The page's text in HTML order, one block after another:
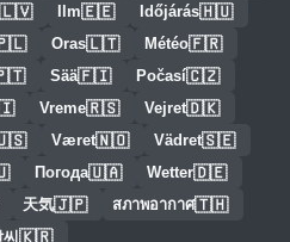
🇭🇺
Időjárás
🇪🇪
Ilm
🇱🇻
🇫🇷
Météo
🇱🇹
Oras
🇨🇿
Počasí
🇫🇮
Sää
🇩🇰
Vejret
🇷🇸
Vreme
🇸🇪
Vädret
🇳🇴
Været
🇩🇪
Wetter
🇺🇦
Погода
🇹🇭
สภาพอากาศ
🇯🇵
天気
🇰🇷